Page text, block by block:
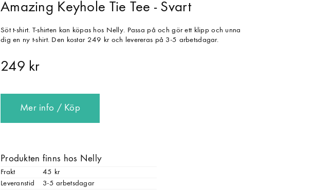
Amazing Keyhole Tie Tee - Svart
Söt t-shirt. T-shirten kan köpas hos Nelly. Passa på och gör ett klipp och unna
dig en ny t-shirt. Den kostar 249 kr och levereras på 3-5 arbetsdagar.
249 kr
Mer info / Köp
Produkten finns hos Nelly
Frakt
45 kr
Leveranstid
3-5 arbetsdagar